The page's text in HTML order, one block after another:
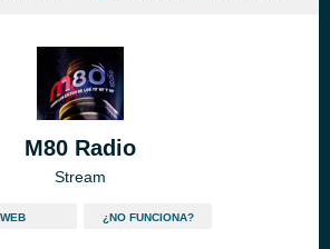
M80 Radio
Stream
WEB ¿NO FUNCIONA?